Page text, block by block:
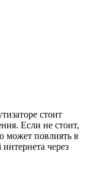
стоит
Если не стоит,
может повлиять в
через